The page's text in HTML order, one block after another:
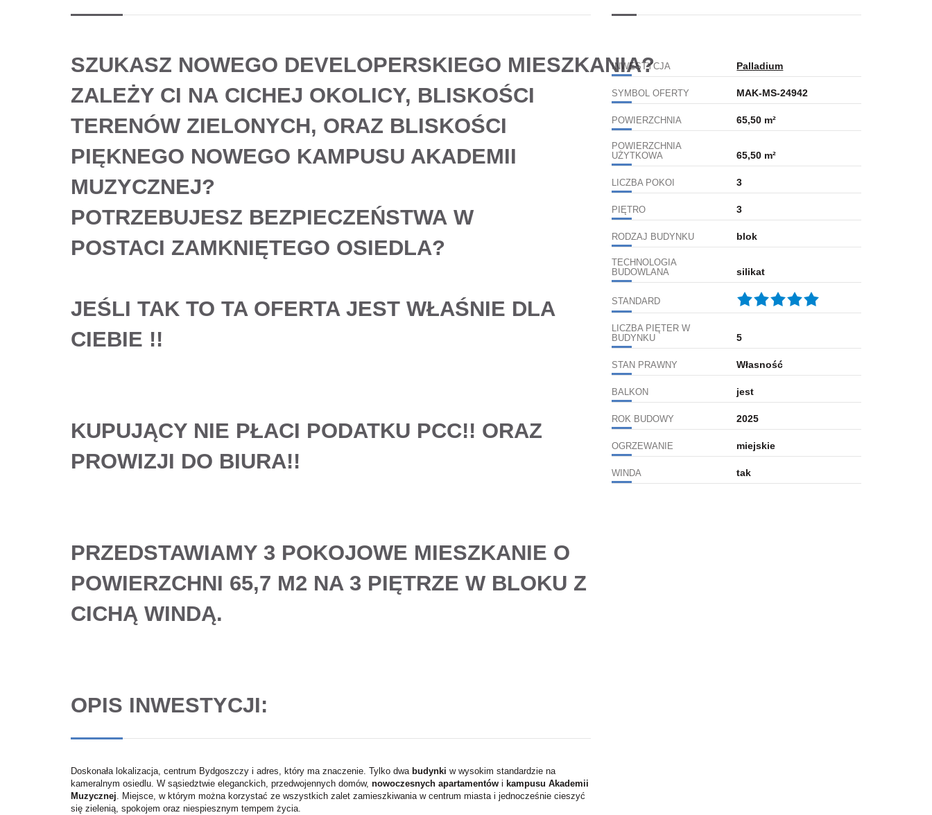
SZUKASZ NOWEGO DEVELOPERSKIEGO MIESZKANIA?
ZALEŻY CI NA CICHEJ OKOLICY, BLISKOŚCI
TERENÓW ZIELONYCH, ORAZ BLISKOŚCI
PIĘKNEGO NOWEGO KAMPUSU AKADEMII
MUZYCZNEJ?
POTRZEBUJESZ BEZPIECZEŃSTWA W
POSTACI ZAMKNIĘTEGO OSIEDLA?
JEŚLI TAK TO TA OFERTA JEST WŁAŚNIE DLA
CIEBIE !!
KUPUJĄCY NIE PŁACI PODATKU PCC!! ORAZ
PROWIZJI DO BIURA!!
PRZEDSTAWIAMY 3 POKOJOWE MIESZKANIE O
POWIERZCHNI 65,7 M2 NA 3 PIĘTRZE W BLOKU Z
CICHĄ WINDĄ.
OPIS INWESTYCJI:
Doskonała lokalizacja, centrum Bydgoszczy i adres, który ma znaczenie. Tylko dwabudynki w wysokim standardzie na
kameralnym osiedlu. W sąsiedztwie eleganckich, przedwojennych domów, nowoczesnych apartamentów i kampusu Akademii
Muzycznej. Miejsce, w którym można korzystać ze wszystkich zalet zamieszkiwania w centrum miasta i jednocześnie cieszyć
się zielenią, spokojem oraz niespiesznym tempem życia.
INWESTYCJA Palladium
SYMBOL OFERTY MAK-MS-24942
POWIERZCHNIA 65,50 m²
POWIERZCHNIA
UŻYTKOWA
65,50 m²
LICZBA POKOI 3
PIĘTRO 3
RODZAJ BUDYNKU blok
TECHNOLOGIA
BUDOWLANA
silikat
STANDARD
LICZBA PIĘTER W
BUDYNKU
5
STAN PRAWNY Własność
BALKON jest
ROK BUDOWY 2025
OGRZEWANIE miejskie
WINDA tak